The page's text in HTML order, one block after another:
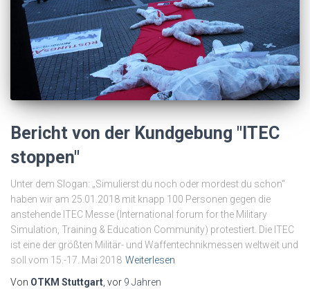
Bericht von der Kundgebung "ITEC
stoppen"
Unter dem Slogan: „Simulierst du noch oder mordest du schon“
haben wir am 25.01.2018 mit knapp 100 Personen gegen die
anstehende ITEC Messe (International forum for the Military
Simulation, Training & Education Community) protestiert. Die ITEC
ist eine der größten Militär- und Waffentechnikmessen weltweit und
soll vom 15.-17. Mai 2018 Weiterlesen
Von OTKM Stuttgart , vor 9 Jahren